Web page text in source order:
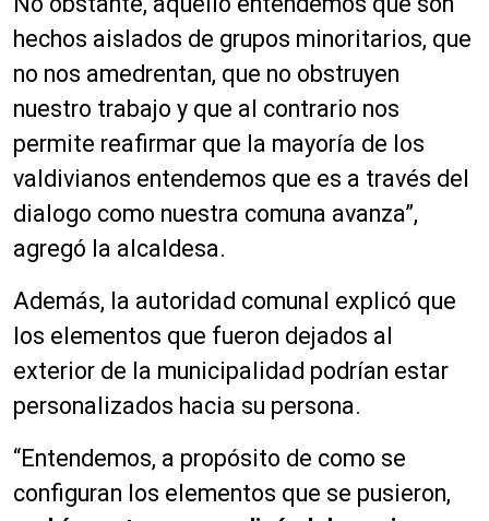
hechos aislados de grupos minoritarios, que
no nos amedrentan, que no obstruyen
nuestro trabajo y que al contrario nos
permite reafirmar que la mayoría de los
valdivianos entendemos que es a través del
dialogo como nuestra comuna avanza”,
agregó la alcaldesa.
Además, la autoridad comunal explicó que
los elementos que fueron dejados al
exterior de la municipalidad podrían estar
personalizados hacia su persona.
“Entendemos, a propósito de como se
configuran los elementos que se pusieron,